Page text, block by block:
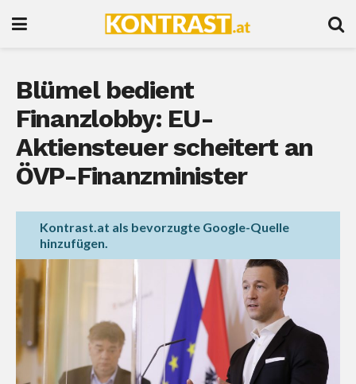
Blümel bedient
Finanzlobby: EU-
Aktiensteuer scheitert an
ÖVP-Finanzminister
Kontrast.at als bevorzugte Google-Quelle
hinzufügen.